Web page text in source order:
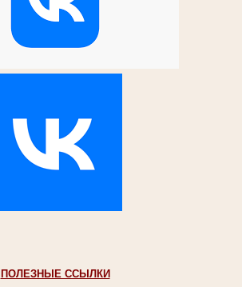
ПОЛЕЗНЫЕ ССЫЛКИ